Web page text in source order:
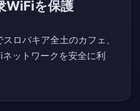
WiFiを保護
ロバキア全土のカフェ、
ットワークを安全に利